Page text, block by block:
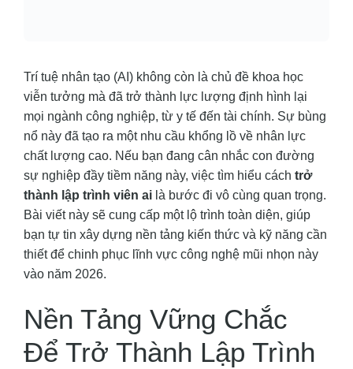
Trí tuệ nhân tạo (AI) không còn là chủ đề khoa học
viễn tưởng mà đã trở thành lực lượng định hình lại
mọi ngành công nghiệp, từ y tế đến tài chính. Sự bùng
nổ này đã tạo ra một nhu cầu khổng lồ về nhân lực
chất lượng cao. Nếu bạn đang cân nhắc con đường
sự nghiệp đầy tiềm năng này, việc tìm hiểu cách trở
thành lập trình viên ai là bước đi vô cùng quan trọng.
Bài viết này sẽ cung cấp một lộ trình toàn diện, giúp
bạn tự tin xây dựng nền tảng kiến thức và kỹ năng cần
thiết để chinh phục lĩnh vực công nghệ mũi nhọn này
vào năm 2026.
Nền Tảng Vững Chắc
Để Trở Thành Lập Trình